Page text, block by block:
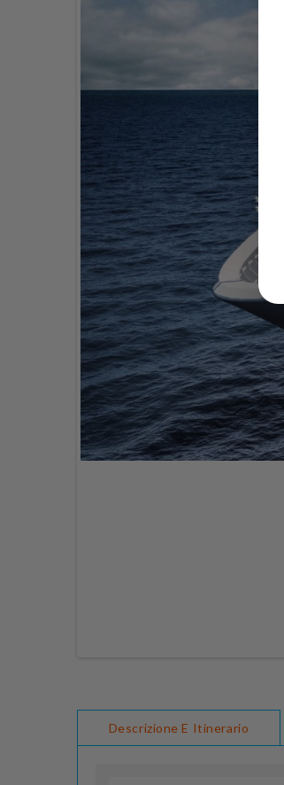
Descrizione E Itinerario